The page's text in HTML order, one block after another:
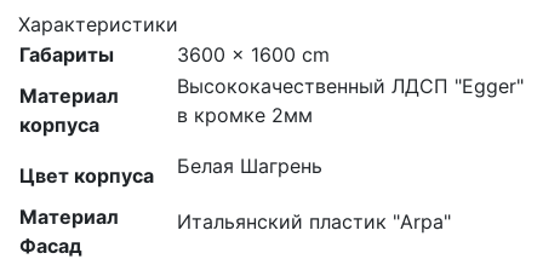
Характеристики
Габариты
3600 × 1600 cm
Материал
корпуса
Высококачественный ЛДСП "Egger"
в кромке 2мм
Цвет корпуса Белая Шагрень
Материал
Фасад
Итальянский пластик "Arpa"